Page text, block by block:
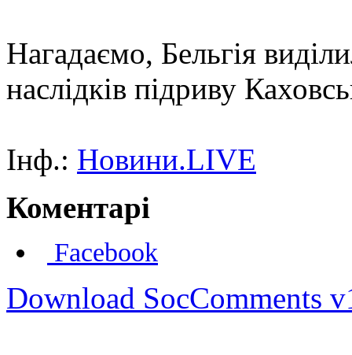
Нагадаємо, Бельгія
наслідків підриву
Інф.: Новини.LIVE
Коментарі
Facebook
Download SocComments